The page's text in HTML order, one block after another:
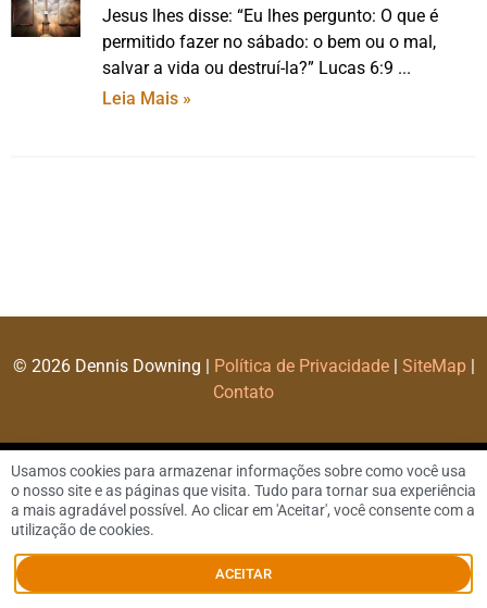
Jesus lhes disse: “Eu lhes pergunto: O que é
permitido fazer no sábado: o bem ou o mal,
salvar a vida ou destruí-la?” Lucas 6:9
Leia Mais »
© 2026 Dennis Downing | Política de Privacidade| SiteMap|
Contato
Usamos cookies para armazenar informações sobre como você usa
o nosso site e as páginas que visita. Tudo para tornar sua experiência
a mais agradável possível. Ao clicar em 'Aceitar', você consente com a
utilização de cookies.
ACEITAR